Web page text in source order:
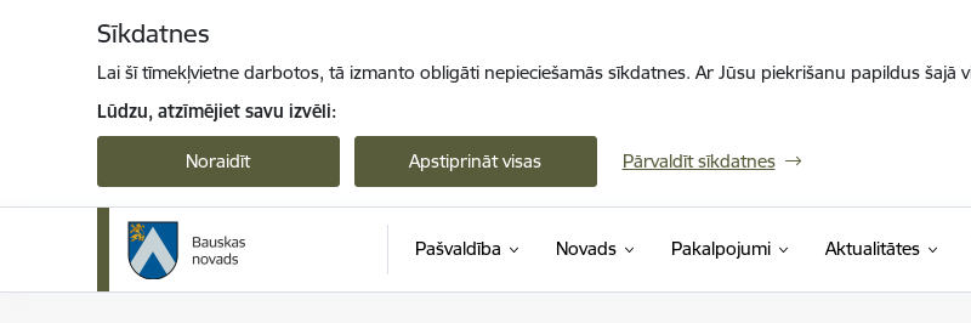
Sīkdatnes
Lai šī tīmekļvietne darbotos, tā izmanto obligāti nepieciešamās sīkdatnes. Ar Jūsu piekrišanu papildus
Lūdzu, atzīmējiet savu izvēli:
Noraidīt Apstiprināt visas Pārvaldīt sīkdatnes
Pašvaldība Novads Pakalpojumi Aktualitātes